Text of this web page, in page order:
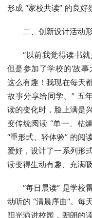
形成 “家校共读” 的良好
二、创新设计活动
“以前我觉得读书
但是参加了学校的‘故
这么有趣！我现在每天
故事分享给同学。” 五
读的变化时，脸上满是
变传统阅读 “单一、枯
“重形式、轻体验” 的阅
爱好，设计了一系列形
读变得生动有趣、充满吸
“每日晨读” 是学校
动听的 “清晨序曲”。每
阳光洒进校园，朗朗的